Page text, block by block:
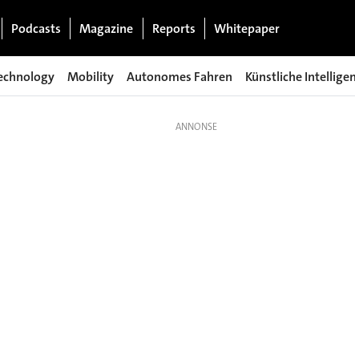
Podcasts Magazine Reports Whitepaper
Mobility Autonomes Fahren Künstliche